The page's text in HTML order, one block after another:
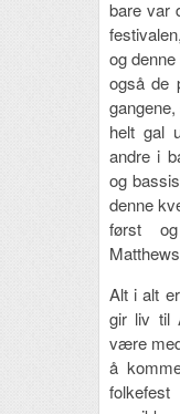
bare var
og
også de
helt gal
andre i
og
denne
først
Alt i alt
gir liv til
være
å